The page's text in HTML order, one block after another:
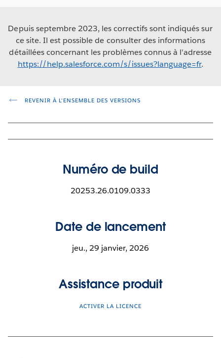
Depuis septembre 2023, les correctifs sont indiqués sur
ce site. Il est possible de consulter des informations
détaillées concernant les problèmes connus à l'adresse
https://help.salesforce.com/s/issues?language=fr.
REVENIR À L'ENSEMBLE DES VERSIONS
Numéro de build
20253.26.0109.0333
Date de lancement
jeu., 29 janvier, 2026
Assistance produit
ACTIVER LA LICENCE